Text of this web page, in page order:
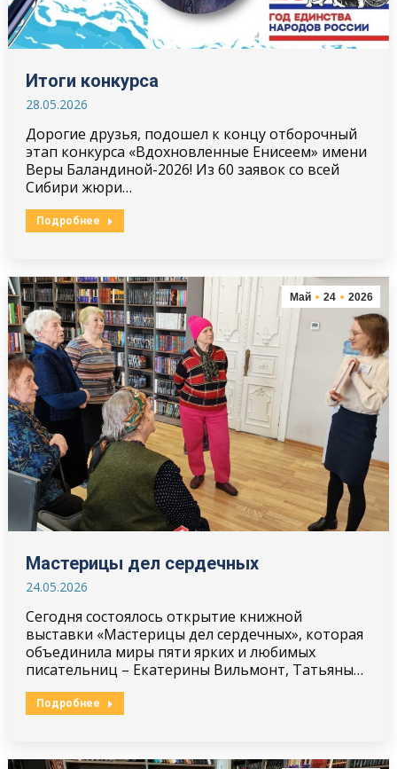
Итоги конкурса
28.05.2026
Дорогие друзья, подошел к концу отборочный
этап конкурса «Вдохновленные Енисеем» имени
Веры Баландиной-2026! Из 60 заявок со всей
Сибири жюри…
Подробнее
Май 24 2026
Мастерицы дел сердечных
24.05.2026
Сегодня состоялось открытие книжной
выставки «Мастерицы дел сердечных», которая
объединила миры пяти ярких и любимых
писательниц – Екатерины Вильмонт, Татьяны…
Подробнее